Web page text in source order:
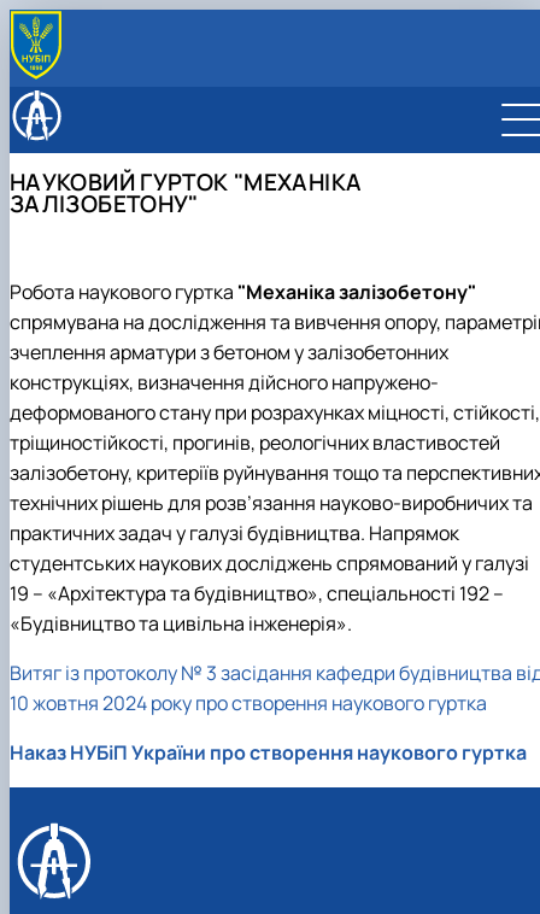
ПРО ФАКУЛЬТЕТ
Академічна доброчесність
Відео про факультет
Документи факультету
Міжнародна співараця
Опитування
Про нас
Рада роботодавців
Бакалавр
G11 Машинобудування
Магістр
Аспірантура
СТУДЕНТУ
Розклад занять
Формування індивідуальної освітньої траєкторії
Стипендія
Список студентів академічних груп
Накази про затвердження тем кваліфікаційних
робіт
Сторінка магістра
Навчальна робота
Соціальна стипендія
Студенту
Студентська організація
Рейтингові списки
КАФЕДРИ
Надійності техніки
Нарисної геометрії, комп’ютерної графіки та
дизайну
Технології конструкційних матеріалів і
Технічного сервісу та інженерного менеджменту
імені М. П. Момотенка
Наукова робота
НАУКОВИЙ ГУРТОК "МЕХАНІКА
ЗАЛІЗОБЕТОНУ"
Робота наукового гуртка "Механіка залізобетону"
спрямувана на дослідження та вивчення опору,
зчеплення арматури з бетоном у залізобетонних
конструкціях, визначення дійсного напружено-
деформованого стану при розрахунках міцності, стійкості,
тріщиностійкості, прогинів, реологічних властивостей
залізобетону, критеріїв руйнування тощо та
технічних рішень для розв’язання науково-виробничих та
практичних задач у галузі будівництва. Напрямок
студентських наукових досліджень спрямований у галузі
19 – «Архітектура та будівництво», спеціальності 192 –
«Будівництво та цивільна інженерія».
Витяг із протоколу № 3 засідання кафедри будівництва
10 жовтня 2024 року про створення наукового гуртка
Наказ НУБіП України про створення наукового гуртка